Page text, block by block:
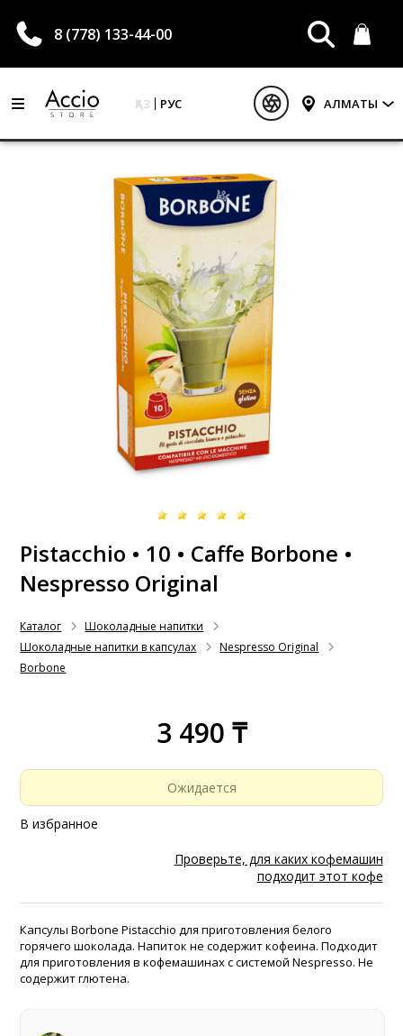
8 (778) 133-44-00
ҚАЗ РУС АЛМАТЫ
Pistacchio • 10 • Caffe Borbone •
Nespresso Original
Каталог
Шоколадные напитки
Шоколадные напитки в капсулах
Nespresso Original
Borbone
3 490 ₸
Ожидается
В избранное
Проверьте, для каких кофемашин
подходит этот кофе
Капсулы Borbone Pistacchio для приготовления белого
горячего шоколада. Напиток не содержит кофеина. Подходит
для приготовления в кофемашинах с системой Nespresso. Не
содержит глютена.